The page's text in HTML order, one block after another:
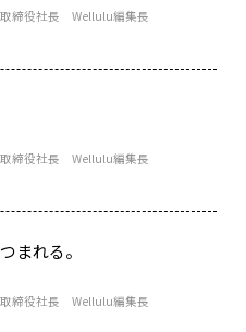
取締役社長 Wellulu編集長
取締役社長 Wellulu編集長
まれる。
取締役社長 Wellulu編集長